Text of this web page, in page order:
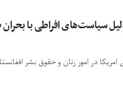
سیاست‌های افراطی با
امریکا در امور زنان و حقوق بشر